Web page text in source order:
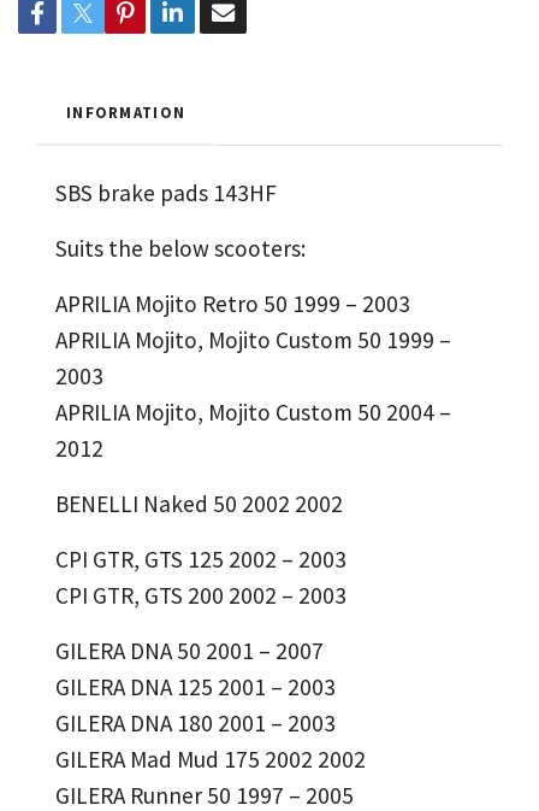
INFORMATION
SBS brake pads 143HF
Suits the below scooters:
APRILIA Mojito Retro 50 1999 – 2003
APRILIA Mojito, Mojito Custom 50 1999 –
2003
APRILIA Mojito, Mojito Custom 50 2004 –
2012
BENELLI Naked 50 2002 2002
CPI GTR, GTS 125 2002 – 2003
CPI GTR, GTS 200 2002 – 2003
GILERA DNA 50 2001 – 2007
GILERA DNA 125 2001 – 2003
GILERA DNA 180 2001 – 2003
GILERA Mad Mud 175 2002 2002
GILERA Runner 50 1997 – 2005